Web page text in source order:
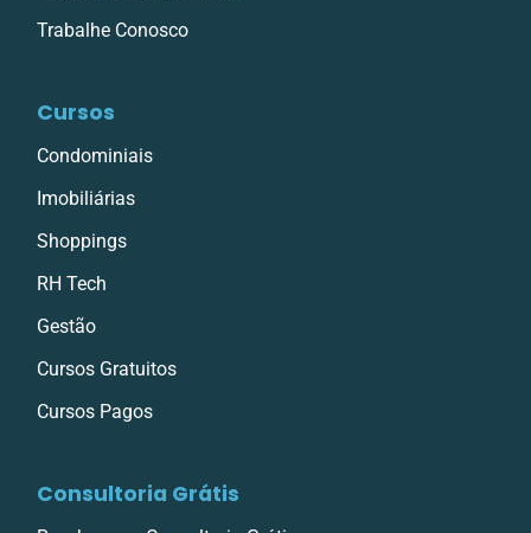
Trabalhe Conosco
Cursos
Condominiais
Imobiliárias
Shoppings
RH Tech
Gestão
Cursos Gratuitos
Cursos Pagos
Consultoria Grátis